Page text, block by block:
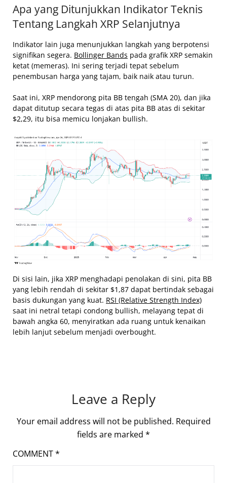
Apa yang Ditunjukkan Indikator Teknis
Tentang Langkah XRP Selanjutnya
Indikator lain juga menunjukkan langkah yang berpotensi
signifikan segera. Bollinger Bands pada grafik XRP semakin
ketat (memeras). Ini sering terjadi tepat sebelum
penembusan harga yang tajam, baik naik atau turun.
Saat ini, XRP mendorong pita BB tengah (SMA 20), dan jika
dapat ditutup secara tegas di atas pita BB atas di sekitar
$2,29, itu bisa memicu lonjakan bullish.
Di sisi lain, jika XRP menghadapi penolakan di sini, pita BB
yang lebih rendah di sekitar $1,87 dapat bertindak sebagai
basis dukungan yang kuat. RSI (Relative Strength Index)
saat ini netral tetapi condong bullish, melayang tepat di
bawah angka 60, menyiratkan ada ruang untuk kenaikan
lebih lanjut sebelum menjadi overbought.
Leave a Reply
Your email address will not be published. Required
fields are marked *
COMMENT*